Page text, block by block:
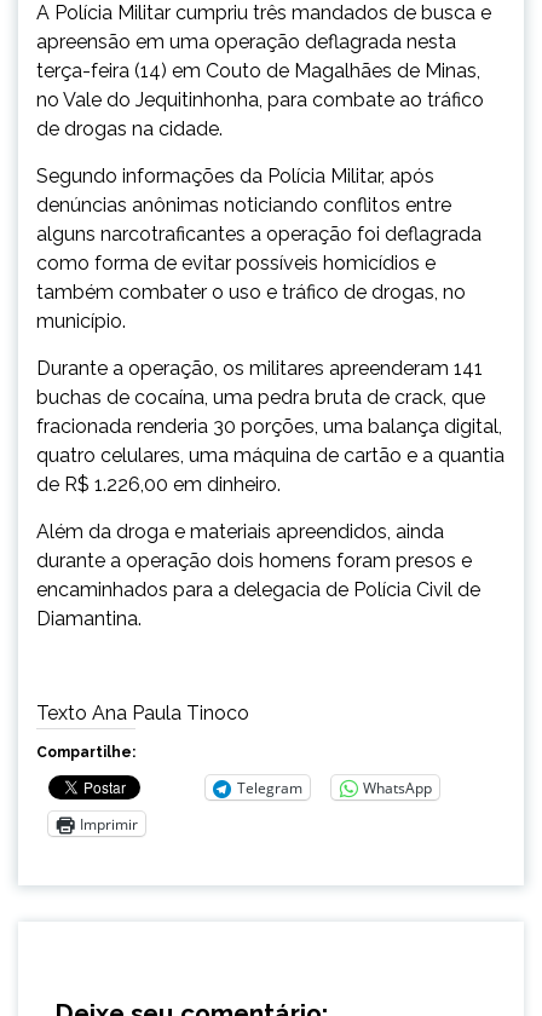
A Polícia Militar cumpriu três mandados de busca e
apreensão em uma operação deflagrada nesta
terça-feira (14) em Couto de Magalhães de Minas,
no Vale do Jequitinhonha, para combate ao tráfico
de drogas na cidade.
Segundo informações da Polícia Militar, após
denúncias anônimas noticiando conflitos entre
alguns narcotraficantes a operação foi deflagrada
como forma de evitar possíveis homicídios e
também combater o uso e tráfico de drogas, no
município.
Durante a operação, os militares apreenderam 141
buchas de cocaína, uma pedra bruta de crack, que
fracionada renderia 30 porções, uma balança digital,
quatro celulares, uma máquina de cartão e a quantia
de R$ 1.226,00 em dinheiro.
Além da droga e materiais apreendidos, ainda
durante a operação dois homens foram presos e
encaminhados para a delegacia de Polícia Civil de
Diamantina.
Texto Ana Paula Tinoco
Compartilhe:
Telegram
WhatsApp
Imprimir